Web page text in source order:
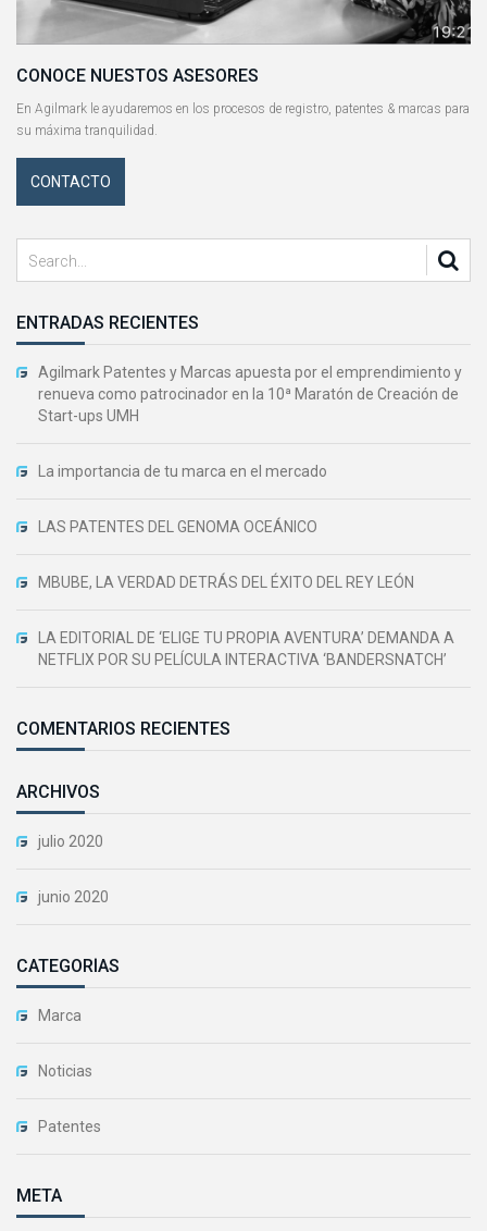
CONOCE NUESTOS ASESORES
En Agilmark le ayudaremos en los procesos de registro, patentes & marcas para
su máxima tranquilidad.
CONTACTO
ENTRADAS RECIENTES
Agilmark Patentes y Marcas apuesta por el emprendimiento y
renueva como patrocinador en la 10ª Maratón de Creación de
Start-ups UMH
La importancia de tu marca en el mercado
LAS PATENTES DEL GENOMA OCEÁNICO
MBUBE, LA VERDAD DETRÁS DEL ÉXITO DEL REY LEÓN
LA EDITORIAL DE ‘ELIGE TU PROPIA AVENTURA’ DEMANDA A
NETFLIX POR SU PELÍCULA INTERACTIVA ‘BANDERSNATCH’
COMENTARIOS RECIENTES
ARCHIVOS
julio 2020
junio 2020
CATEGORÍAS
Marca
Noticias
Patentes
META